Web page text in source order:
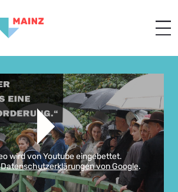
wird von Youtube eingebettet.
Datenschutzerklärungen von Google.